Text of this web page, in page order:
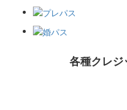
各種クレ